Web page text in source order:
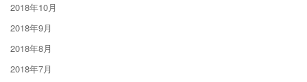
2018年10月
2018年9月
2018年8月
2018年7月